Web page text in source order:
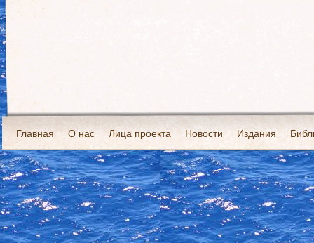
Главная О нас Лица проекта Новости Издания